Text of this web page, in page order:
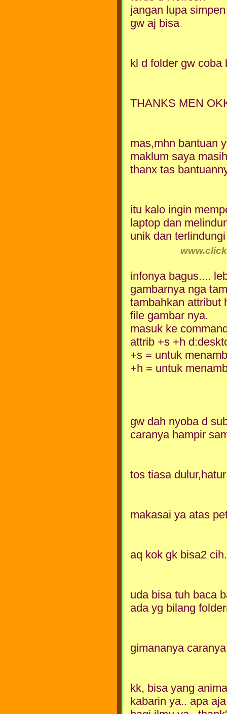
jangan lupa
gw aj bisa
kl d folder gw coba
THANKS MEN
mas,mhn bantuan
maklum saya
thanx tas
itu kalo ingin
laptop dan
unik dan terlindungi
infonya bagus....
gambarnya nga
tambahkan attribut
file gambar nya.
masuk ke
attrib +s +h
+s = untuk
+h = untuk
gw dah nyoba d
caranya hampir
tos tiasa
makasai ya atas
aq kok gk bisa2
uda bisa tuh baca
ada yg bilang
gimananya
kk, bisa yang
kabarin ya.. apa